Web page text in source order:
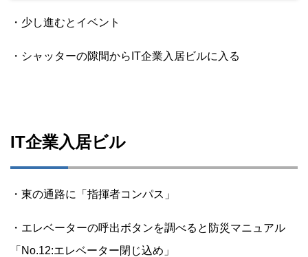
・少し進むとイベント
・シャッターの隙間からIT企業入居ビルに入る
IT企業入居ビル
・東の通路に「指揮者コンパス」
・エレベーターの呼出ボタンを調べると防災マニュアル
「No.12:エレベーター閉じ込め」